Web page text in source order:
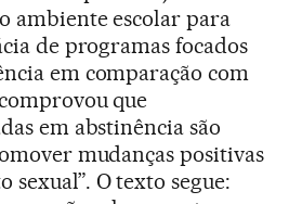
ambiente escolar para
de programas focados
em comparação com
que
em abstinência são
mudanças positivas
O texto segue: